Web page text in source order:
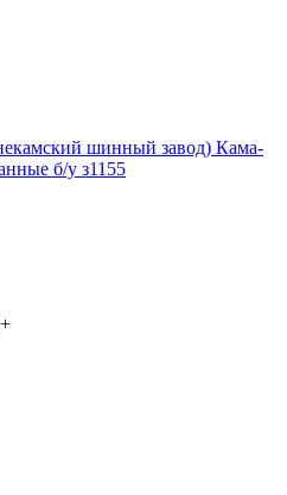
шинный завод) Кама-
б/у з1155
+